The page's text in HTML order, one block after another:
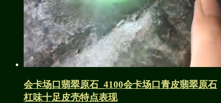
会卡场口翡翠原石_4100会卡场口青皮翡翠原石
杠味十足皮壳特点表现